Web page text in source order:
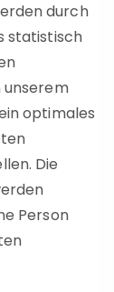
durch
statistisch
unserem
optimales
Die
Person